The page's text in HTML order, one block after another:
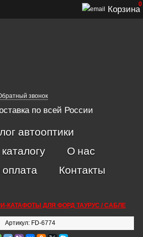
звонок
по всей России
Корзина
0
автооптики
О нас
Контакты
КАТАФОТЫ ДЛЯ ФОРД ТАУРУС / САБЛЕ
Артикул: FD-6774